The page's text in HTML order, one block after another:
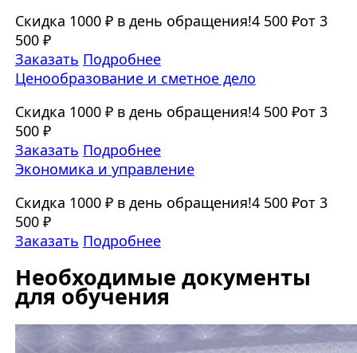
Скидка 1000 ₽ в день обращения!4 500 ₽от 3
500 ₽
Заказать Подробнее
Ценообразование и сметное дело
Скидка 1000 ₽ в день обращения!4 500 ₽от 3
500 ₽
Заказать Подробнее
Экономика и управление
Скидка 1000 ₽ в день обращения!4 500 ₽от 3
500 ₽
Заказать Подробнее
Необходимые документы
для обучения